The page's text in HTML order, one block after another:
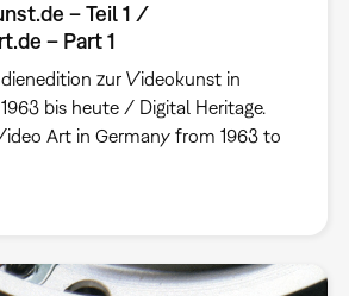
– Teil 1 /
– Part 1
zur Videokunst in
bis heute / Digital Heritage.
Art in Germany from 1963 to